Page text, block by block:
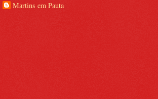
Martins em Pauta